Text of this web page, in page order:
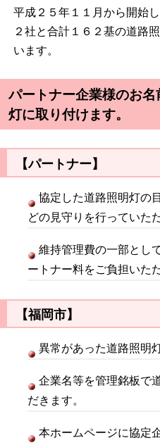
平成２５年１１月から開始
２社と合計１６２基の道路
います。
パートナー企業様のお
灯に取り付けます。
【パートナー】
協定した道路照明灯の
どの見守りを行っていた
維持管理費の一部とし
ートナー料をご負担いた
【福岡市】
異常があった道路照明
企業名等を管理銘板で
だきます。
本ホームページに協定